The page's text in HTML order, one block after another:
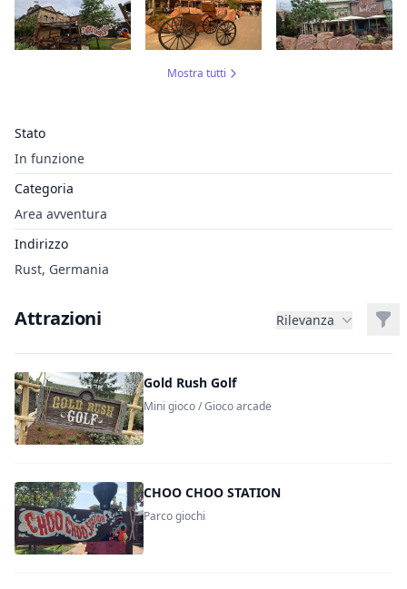
Stato
In funzione
Categoria
Area avventura
Indirizzo
Rust, Germania
Mostra tutti
Attrazioni Rilevanza
Gold Rush Golf
Mini gioco / Gioco arcade
CHOO CHOO STATION
Parco giochi